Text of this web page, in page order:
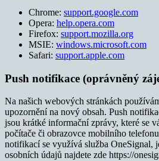
Chrome: support.google.com
Opera: help.opera.com
Firefox: support.mozilla.org
MSIE: windows.microsoft.com
Safari: support.apple.com
Push notifikace (oprávněný
Na našich webových stránkách
upozornění na nový obsah. Push
jsou krátké informační zprávy, které se
počítače či obrazovce mobilního
notifikací se využívá služba OneSignal,
osobních údajů najdete zde https://